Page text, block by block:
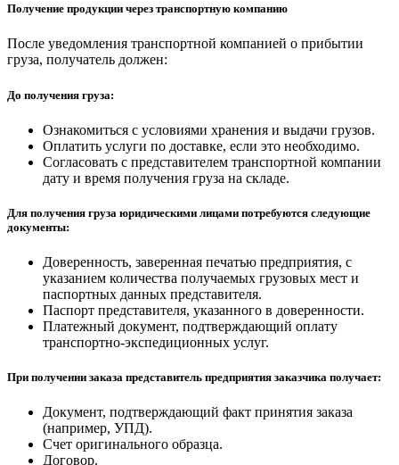
Получение продукции через транспортную компанию
После уведомления транспортной компанией о прибытии
груза, получатель должен:
До получения груза:
Ознакомиться с условиями хранения и выдачи грузов.
Оплатить услуги по доставке, если это необходимо.
Согласовать с представителем транспортной компании
дату и время получения груза на складе.
Для получения груза юридическими лицами потребуются следующие
документы:
Доверенность, заверенная печатью предприятия, с
указанием количества получаемых грузовых мест и
паспортных данных представителя.
Паспорт представителя, указанного в доверенности.
Платежный документ, подтверждающий оплату
транспортно-экспедиционных услуг.
При получении заказа представитель предприятия заказчика получает:
Документ, подтверждающий факт принятия заказа
(например, УПД).
Счет оригинального образца.
Договор.